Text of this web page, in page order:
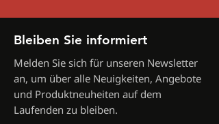
Bleiben Sie informiert
Melden Sie sich für unseren Newsletter
an, um über alle Neuigkeiten, Angebote
und Produktneuheiten auf dem
Laufenden zu bleiben.